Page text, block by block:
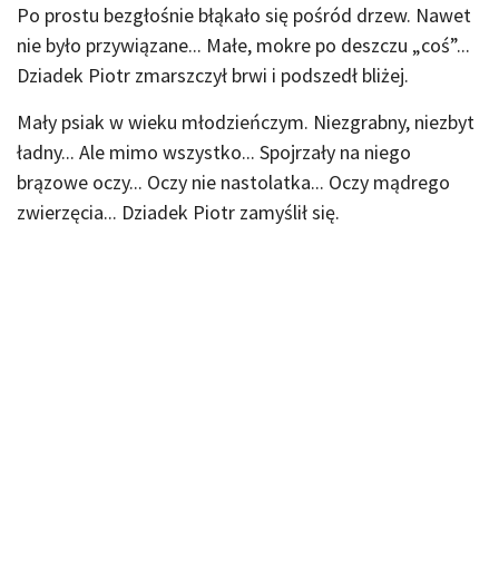
Po prostu bezgłośnie błąkało się pośród drzew. Nawet
nie było przywiązane... Małe, mokre po deszczu „coś”...
Dziadek Piotr zmarszczył brwi i podszedł bliżej.
Mały psiak w wieku młodzieńczym. Niezgrabny, niezbyt
ładny... Ale mimo wszystko... Spojrzały na niego
brązowe oczy... Oczy nie nastolatka... Oczy mądrego
zwierzęcia... Dziadek Piotr zamyślił się.